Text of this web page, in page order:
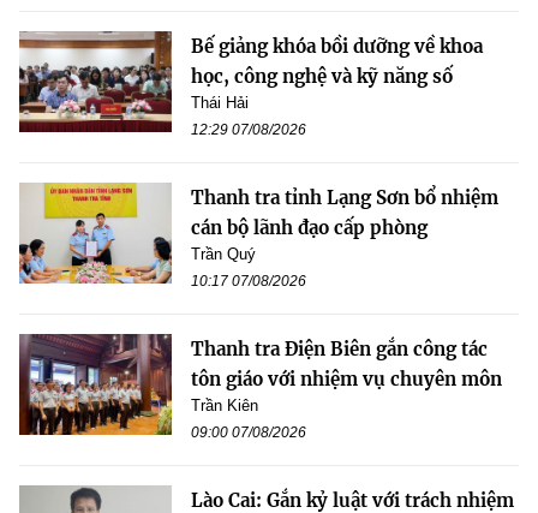
Bế giảng khóa bồi dưỡng về khoa
học, công nghệ và kỹ năng số
Thái Hải
12:29 07/08/2026
Thanh tra tỉnh Lạng Sơn bổ nhiệm
cán bộ lãnh đạo cấp phòng
Trần Quý
10:17 07/08/2026
Thanh tra Điện Biên gắn công tác
tôn giáo với nhiệm vụ chuyên môn
Trần Kiên
09:00 07/08/2026
Lào Cai: Gắn kỷ luật với trách nhiệm